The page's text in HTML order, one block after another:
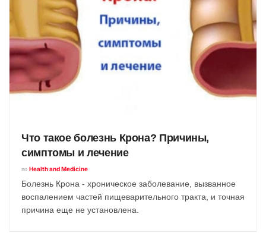
Что такое болезнь Крона? Причины,
симптомы и лечение
по Health and Medicine
Болезнь Крона - хроническое заболевание, вызванное
воспалением частей пищеварительного тракта, и точная
причина еще не установлена.